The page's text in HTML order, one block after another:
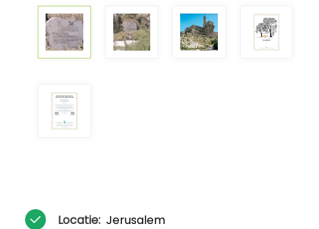
Locatie: Jerusalem